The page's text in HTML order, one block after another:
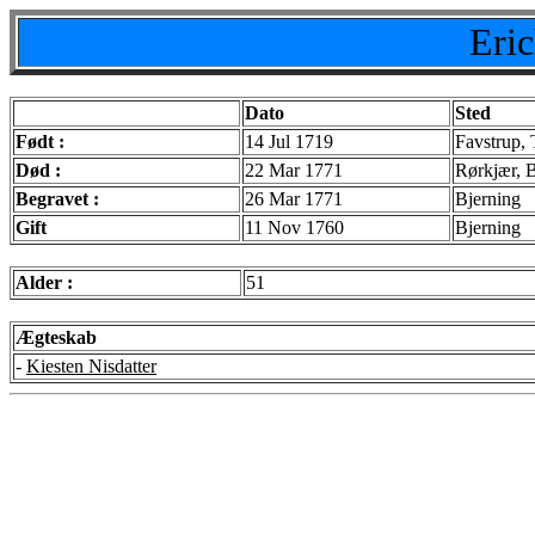
Dato
Sted
Født :
14 Jul 1719
Favstrup,
Død :
22 Mar 1771
Rørkjær,
Begravet :
26 Mar 1771
Bjerning
Gift
11 Nov 1760 Bjerning
Alder : 51
Ægteskab
- Kiesten Nisdatter